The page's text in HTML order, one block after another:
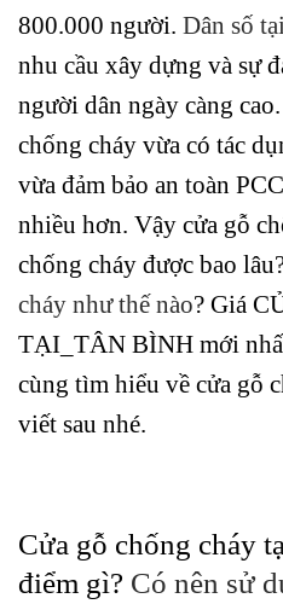
800.000 người. Dân số
nhu cầu xây dựng và sự
người dân ngày càng
chống cháy vừa có tác
vừa đảm bảo an toàn
nhiều hơn. Vậy cửa gỗ
chống cháy được bao
cháy như thế nào? Giá
TẠI_TÂN BÌNH mới
cùng tìm hiểu về cửa gỗ
viết sau nhé.
Cửa gỗ chống cháy
điểm gì? Có nên sử